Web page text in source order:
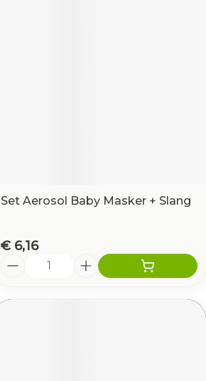
Set Aerosol Baby Masker + Slang
€ 6,16